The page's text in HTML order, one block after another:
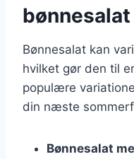
Bønnesalat kan
hvilket gør den til
populære
din næste
Bønnesalat